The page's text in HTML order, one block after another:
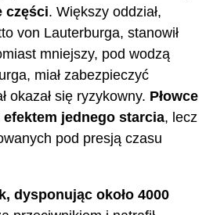
części. Większy oddział,
von Lauterburga, stanowił
mniejszy, pod wodzą
miał zabezpieczyć
okazał się ryzykowny. Płowce
efektem jednego starcia, lecz
pod presją czasu
dysponując około 4000